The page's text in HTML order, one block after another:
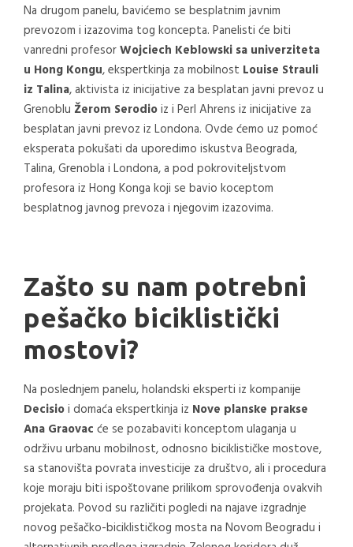
Na drugom panelu, bavićemo se besplatnim javnim
prevozom i izazovima tog koncepta. Panelisti će biti
vanredni profesorWojciech Keblowski sa univerziteta
u Hong Kongu, ekspertkinja za mobilnost Louise Strauli
iz Talina, aktivista iz inicijative za besplatan javni prevoz u
Grenoblu Žerom Serodioiz i Perl Ahrens iz inicijative za
besplatan javni prevoz iz Londona. Ovde ćemo uz pomoć
eksperata pokušati da uporedimo iskustva Beograda,
Talina, Grenobla i Londona, a pod pokroviteljstvom
profesora iz Hong Konga koji se bavio koceptom
besplatnog javnog prevoza i njegovim izazovima.
Zašto su nam potrebni
pešačko biciklistički
mostovi?
Na poslednjem panelu, holandski eksperti iz kompanije
Decisioi domaća ekspertkinja iz Nove planske prakse
Ana Graovac će se pozabaviti konceptom ulaganja u
održivu urbanu mobilnost, odnosno biciklističke mostove,
sa stanovišta povrata investicije za društvo, ali i procedura
koje moraju biti ispoštovane prilikom sprovođenja ovakvih
projekata. Povod su različiti pogledi na najave izgradnje
novog pešačko-biciklističkog mosta na Novom Beogradu i